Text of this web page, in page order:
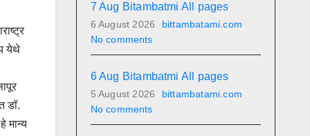
येथे
डॉ.
मान्य
7 Aug Bitambatmi All pages
6 August 2026
bittambatami.com
No comments
6 Aug Bitambatmi All pages
5 August 2026
bittambatami.com
No comments